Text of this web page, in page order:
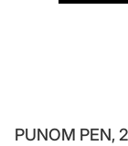
PUNOM PEN,